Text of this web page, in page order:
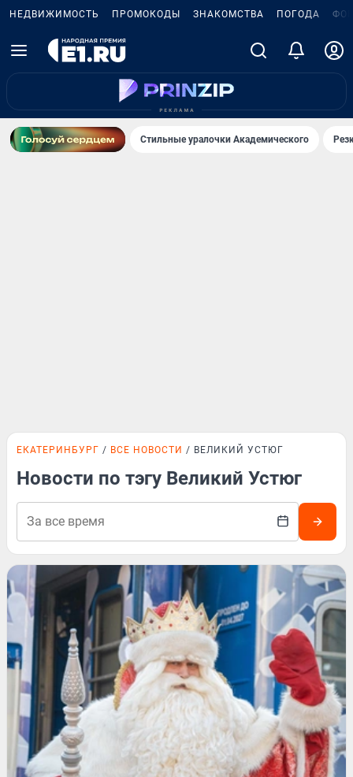
НЕДВИЖИМОСТЬ ПРОМОКОДЫ ЗНАКОМСТВА ПОГОДА
Стильные уралочки Академического
ЕКАТЕРИНБУРГ ВСЕ НОВОСТИ ВЕЛИКИЙ УСТЮГ
Новости по тэгу Великий Устюг